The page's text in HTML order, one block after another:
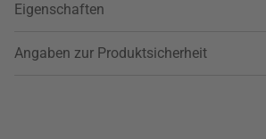
Eigenschaften
Angaben zur Produktsicherheit